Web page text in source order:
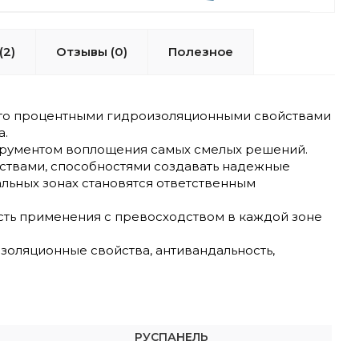
(2) Отзывы (0) Полезное
процентными гидроизоляционными свойствами
воплощения самых смелых решений.
способностями создавать надежные
зонах становятся ответственным
применения с превосходством в каждой зоне
свойства, антивандальность,
РУСПАНЕЛЬ